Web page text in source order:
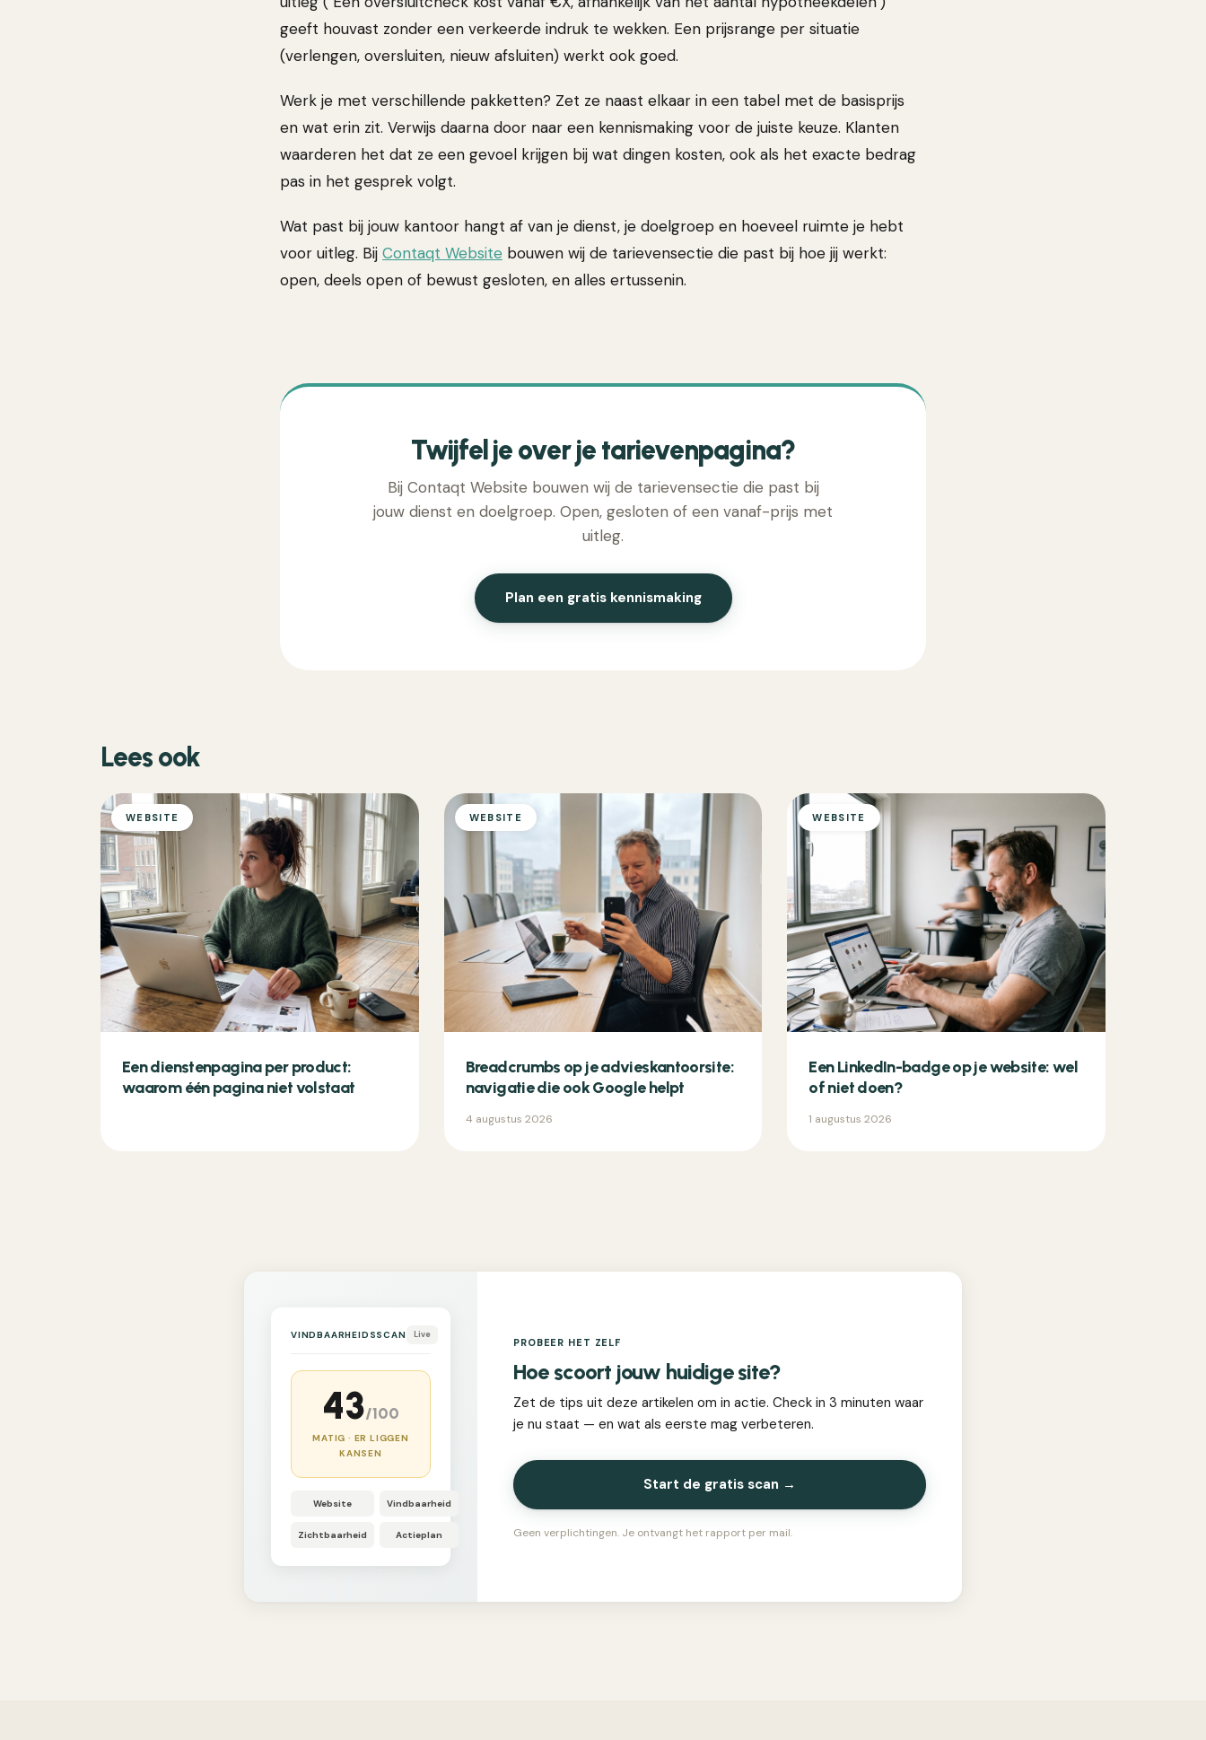
geeft houvast zonder een verkeerde indruk te wekken. Een prijsrange per situatie
(verlengen, oversluiten, nieuw afsluiten) werkt ook goed.
Werk je met verschillende pakketten? Zet ze naast elkaar in een tabel met de basisprijs
en wat erin zit. Verwijs daarna door naar een kennismaking voor de juiste keuze. Klanten
waarderen het dat ze een gevoel krijgen bij wat dingen kosten, ook als het exacte bedrag
pas in het gesprek volgt.
Wat past bij jouw kantoor hangt af van je dienst, je doelgroep en hoeveel ruimte je hebt
voor uitleg. Bij Contaqt Website bouwen wij de tarievensectie die past bij hoe jij werkt:
open, deels open of bewust gesloten, en alles ertussenin.
Twijfel je over je tarievenpagina?
Bij Contaqt Website bouwen wij de tarievensectie die past bij
jouw dienst en doelgroep. Open, gesloten of een vanaf-prijs met
uitleg.
Plan een gratis kennismaking
Lees ook
WEBSITE
Een dienstenpagina per product:
waarom één pagina niet volstaat
WEBSITE
Breadcrumbs op je advieskantoorsite:
navigatie die ook Google helpt
4 augustus 2026
WEBSITE
Een LinkedIn-badge op je website: wel
of niet doen?
1 augustus 2026
VINDBAARHEIDSSCAN Live
43/100
MATIG · ER LIGGEN
KANSEN
Website Vindbaarheid
Zichtbaarheid Actieplan
PROBEER HET ZELF
Hoe scoort jouw huidige site?
Zet de tips uit deze artikelen om in actie. Check in 3 minuten waar
je nu staat — en wat als eerste mag verbeteren.
Start de gratis scan →
Geen verplichtingen. Je ontvangt het rapport per mail.